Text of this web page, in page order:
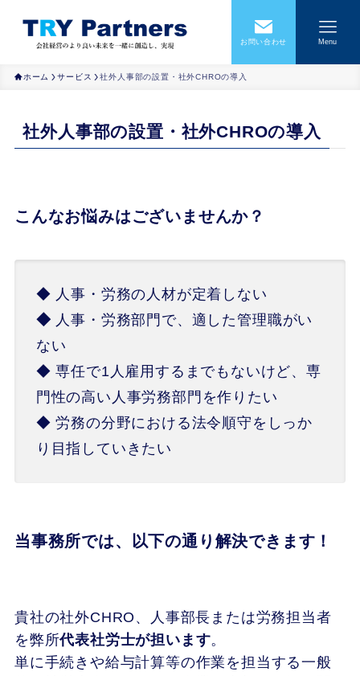
お問い合わせ Menu
ホーム サービス 社外人事部の設置・社外CHROの導入
社外人事部の設置・社外CHROの導入
こんなお悩みはございませんか？
◆ 人事・労務の人材が定着しない
◆ 人事・労務部門で、適した管理職がい
ない
◆ 専任で1人雇用するまでもないけど、専
門性の高い人事労務部門を作りたい
◆ 労務の分野における法令順守をしっか
り目指していきたい
当事務所では、以下の通り解決できます！
貴社の社外CHRO、人事部長または労務担当者
を弊所代表社労士が担います。
単に手続きや給与計算等の作業を担当する一般